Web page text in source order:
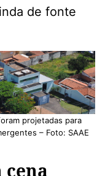
de fonte
projetadas para
– Foto: SAAE
cena